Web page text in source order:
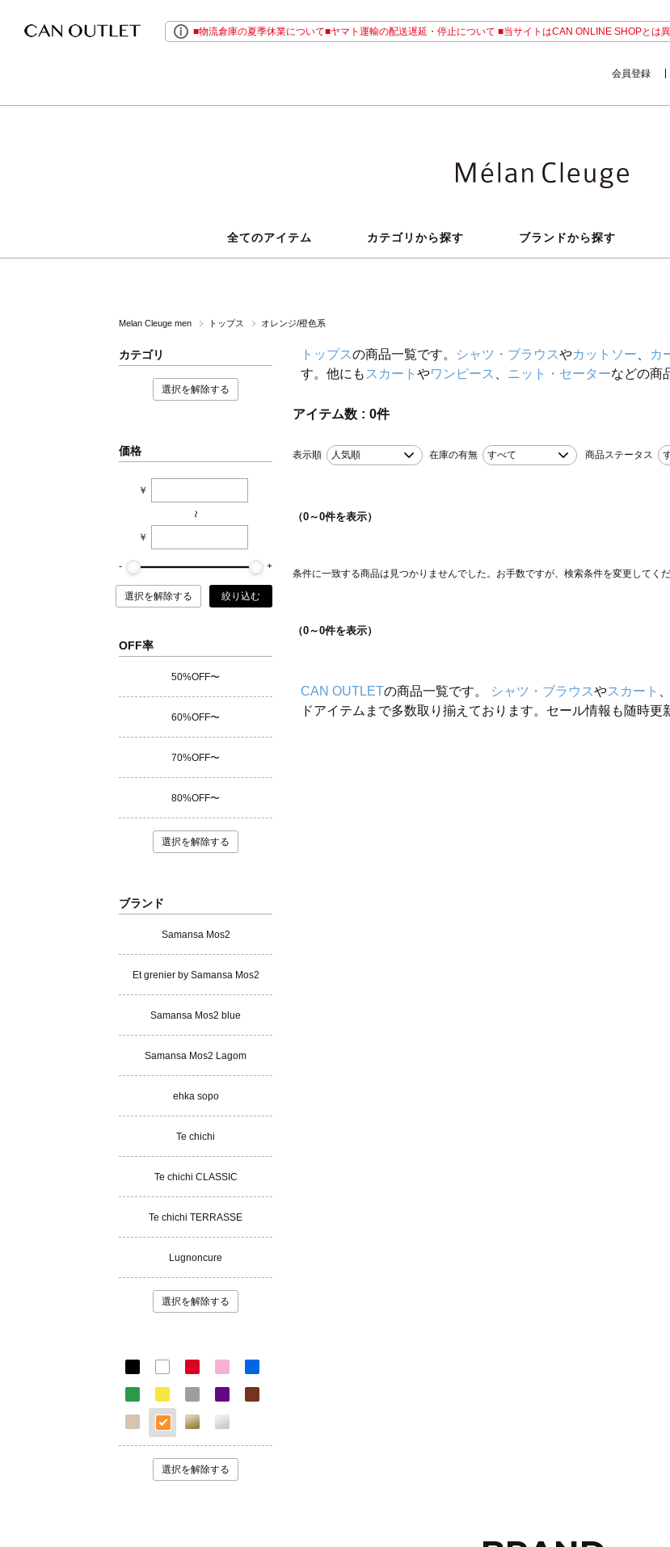
■物流倉庫の夏季休業について■ヤマト運輸の配送遅延・停止について ■当サイトはCAN ONLINE SHOPとは
会員登録
全てのアイテム カテゴリから探す ブランドから探す
Melan Cleuge men トップス オレンジ/橙色系
カテゴリ
選択を解除する
価格
￥
~
￥
選択を解除する 絞り込む
OFF率
50%OFF〜
60%OFF〜
70%OFF〜
80%OFF〜
選択を解除する
ブランド
Samansa Mos2
Et grenier by Samansa Mos2
Samansa Mos2 blue
Samansa Mos2 Lagom
ehka sopo
Te chichi
Te chichi CLASSIC
Te chichi TERRASSE
Lugnoncure
選択を解除する
選択を解除する
トップスの商品一覧です。 シャツ・ブラウスやカットソー カ
す。他にも スカート やワンピース ニット・セーターなどの商
アイテム数 0件
表示順 人気順 在庫の有無 すべて 商品ステータス
（0～0件を表示）
条件に一致する商品は見つかりませんでした。お手数ですが、検索条件を変更してくだ
（0～0件を表示）
CAN OUTLETの商品一覧です。 シャツ・ブラウスやスカート
ドアイテムまで多数取り揃えております。セール情報も随時更